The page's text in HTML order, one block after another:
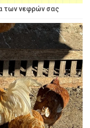
των νεφρών σας